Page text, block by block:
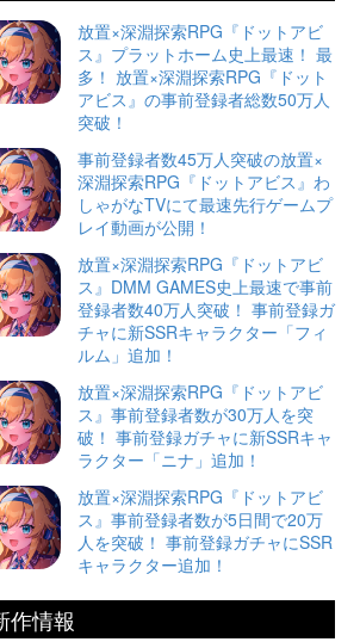
放置×深淵探索RPG『ドットアビ
ス』プラットホーム史上最速！ 最
多！ 放置×深淵探索RPG『ドット
アビス』の事前登録者総数50万人
突破！
事前登録者数45万人突破の放置×
深淵探索RPG『ドットアビス』わ
しゃがなTVにて最速先行ゲームプ
レイ動画が公開！
放置×深淵探索RPG『ドットアビ
ス』DMM GAMES史上最速で事前
登録者数40万人突破！ 事前登録ガ
チャに新SSRキャラクター「フィ
ルム」追加！
放置×深淵探索RPG『ドットアビ
ス』事前登録者数が30万人を突
破！ 事前登録ガチャに新SSRキャ
ラクター「ニナ」追加！
放置×深淵探索RPG『ドットアビ
ス』事前登録者数が5日間で20万
人を突破！ 事前登録ガチャにSSR
キャラクター追加！
作情報